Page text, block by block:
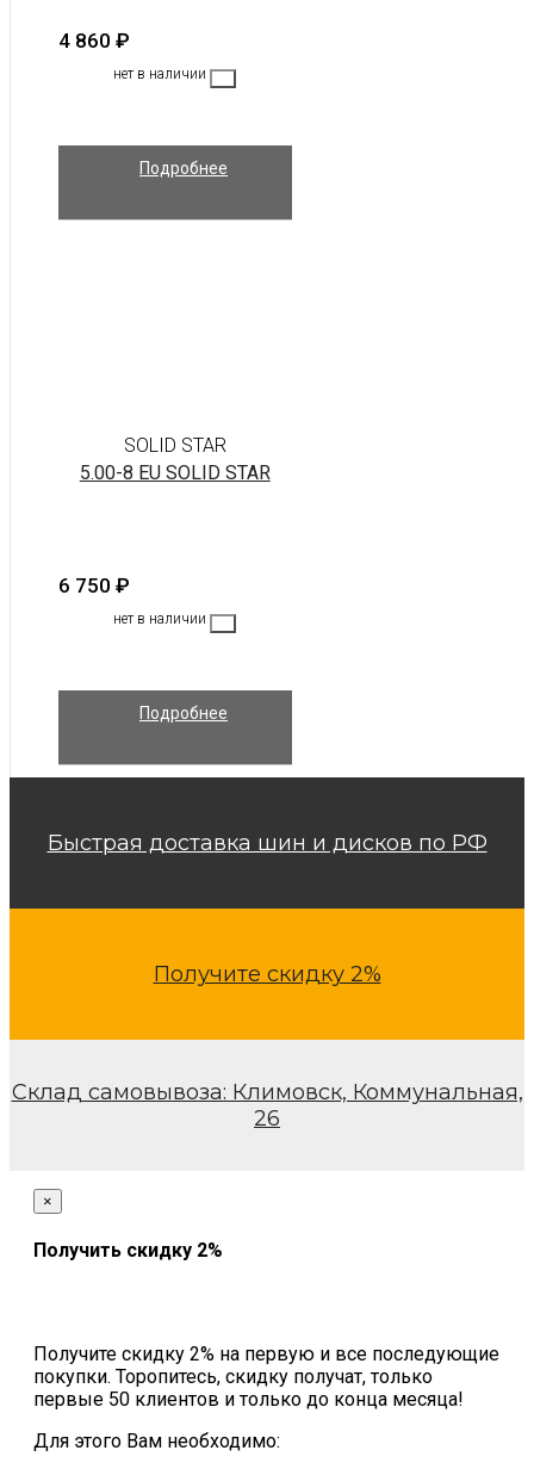
4 860 ₽
нет в наличии
Подробнее
SOLID STAR
5.00-8 EU SOLID STAR
6 750 ₽
нет в наличии
Подробнее
Быстрая доставка шин и дисков по РФ
Получите скидку 2%
Склад самовывоза: Климовск, Коммунальная,
26
×
Получить скидку 2%
Получите скидку 2% на первую и все последующие
покупки. Торопитесь, скидку получат, только
первые 50 клиентов и только до конца месяца!
Для этого Вам необходимо: